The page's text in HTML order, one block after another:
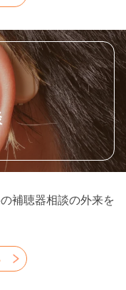
補聴器相談の外来を